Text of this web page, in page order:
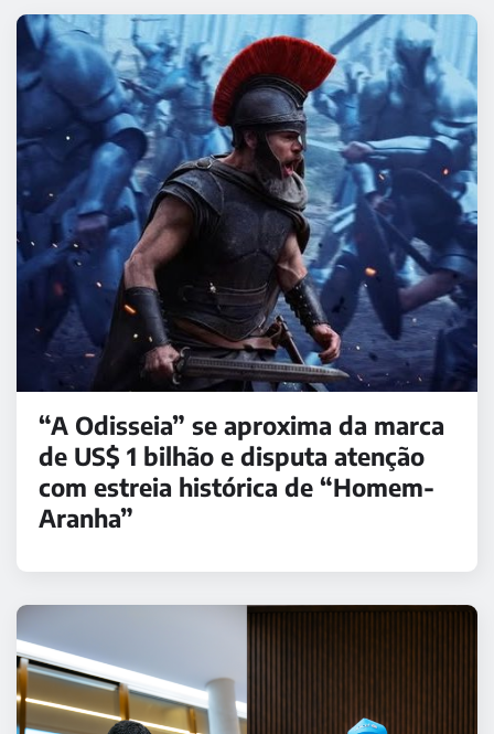
“A Odisseia” se aproxima da marca
de US$ 1 bilhão e disputa atenção
com estreia histórica de “Homem-
Aranha”